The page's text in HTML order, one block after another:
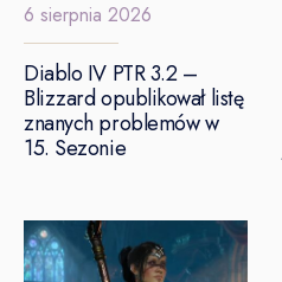
6 sierpnia 2026
Diablo IV PTR 3.2 –
Blizzard opublikował listę
znanych problemów w
15. Sezonie